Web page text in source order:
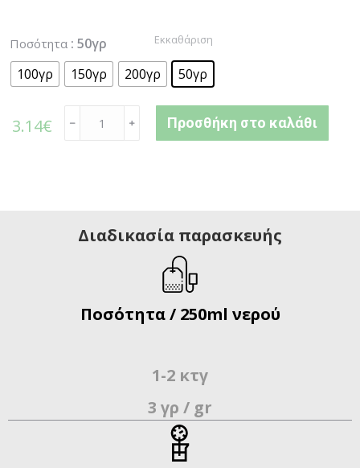
Ποσότητα : 50γρ
100γρ
150γρ 200γρ 50γρ
Εκκαθάριση
3.14€ ﹣ ﹢ Προσθήκη στο καλάθι
Διαδικασία παρασκευής
Ποσότητα / 250ml νερού
1-2 κτγ
3 γρ / gr